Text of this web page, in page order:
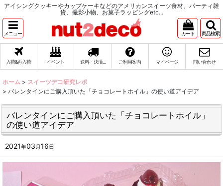
アイシングクッキーやカップケーキなどのアメリカンスイーツ食材、パーティ雑
貨、撮影小物、お菓子ラッピングetc...
メニュー カート 商品検索
入荷&再入荷 イベント 送料・決済... ご利用案内 マイページ 問い合わせ
ホーム > スイーツデコ研究レポ
> バレンタインにご購入頂いた「チョコレートホイル」の使い道アイデア
バレンタインにご購入頂いた「チョコレートホイル」
の使い道アイデア
2021年03 月16日